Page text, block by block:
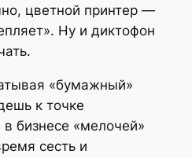
цветной принтер —
Ну и диктофон
«бумажный»
к точке
бизнесе «мелочей»
сесть и